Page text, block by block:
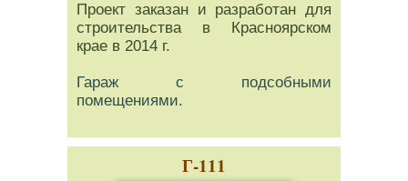
Проект заказан и разработан для
строительства в Красноярском
крае в 2014 г.
Гараж с подсобными
помещениями.
Г-111